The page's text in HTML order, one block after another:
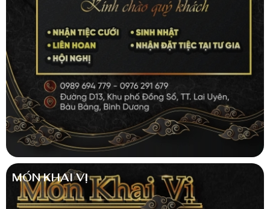
MÓN KHAI VỊ